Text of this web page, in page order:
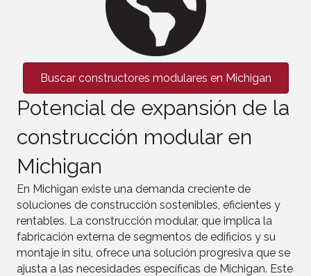
Buscar constructores modulares en Michigan
Potencial de expansión de la
construcción modular en
Michigan
En Michigan existe una demanda creciente de
soluciones de construcción sostenibles, eficientes y
rentables. La construcción modular, que implica la
fabricación externa de segmentos de edificios y su
montaje in situ, ofrece una solución progresiva que se
ajusta a las necesidades específicas de Michigan. Este